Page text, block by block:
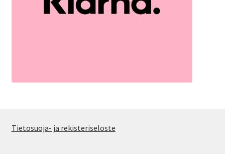
Tietosuoja- ja rekisteriseloste